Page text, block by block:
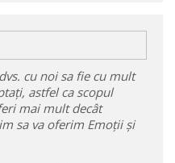
cu noi sa fie cu mult
astfel ca scopul
mai mult decât
sa va oferim Emoții și